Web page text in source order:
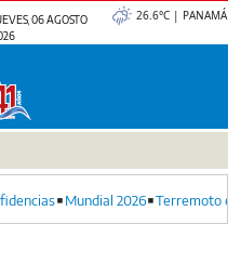
06 AGOSTO
26.6°C | PANAMÁ
Mundial 2026 Terremoto